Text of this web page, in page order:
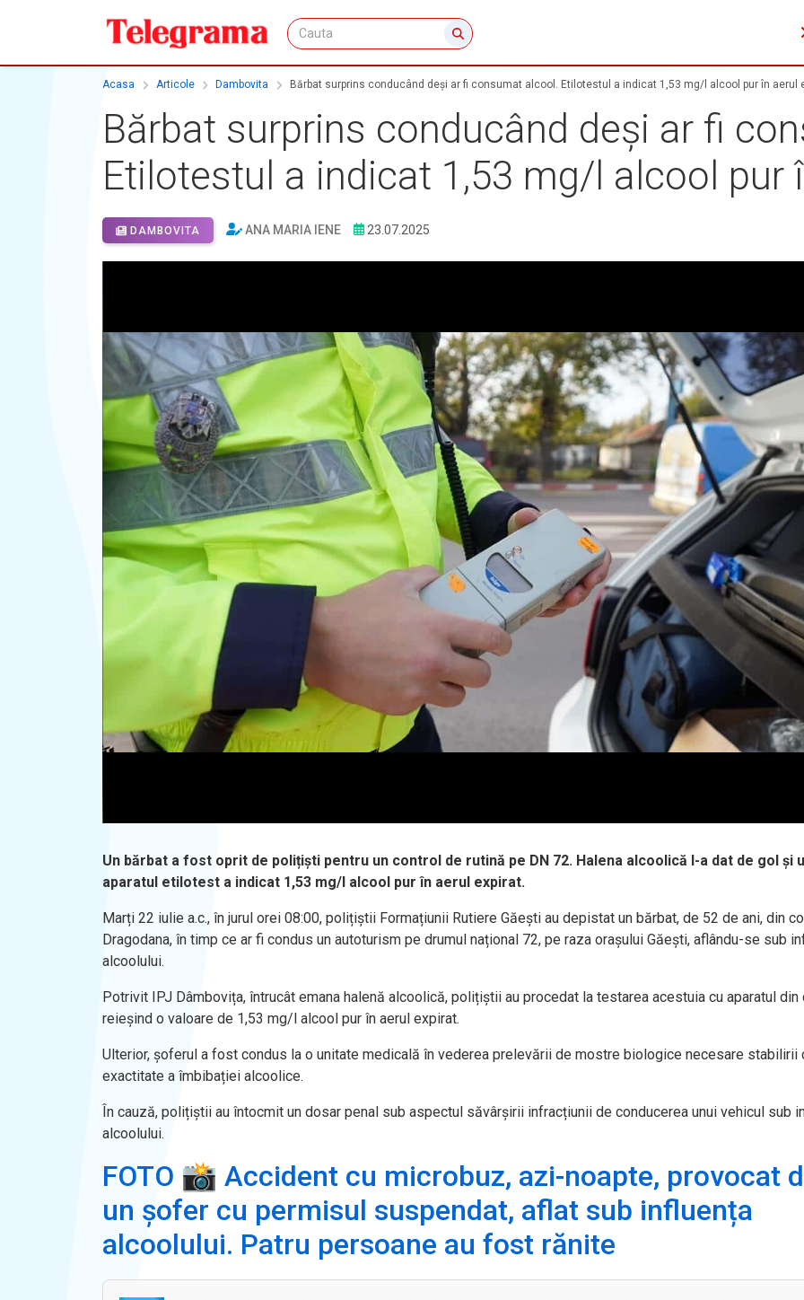
Acasa Articole Dambovita Bărbat surprins conducând deși ar fi consumat alcool. Etilotestul a indicat 1,53 mg/l alcool pur în aerul
Bărbat surprins conducând deși ar fi
Etilotestul a indicat 1,53 mg/l alcool pur
DAMBOVITA ANA MARIA IENE 23.07.2025
Un bărbat a fost oprit de polițiști pentru un control de rutină pe DN 72. Halena alcoolică l-a dat de gol și
aparatul etilotest a indicat 1,53 mg/l alcool pur în aerul expirat.
Marți 22 iulie a.c., în jurul orei 08:00, polițiștii Formațiunii Rutiere Găești au depistat un bărbat, de 52 de ani, din
Dragodana, în timp ce ar fi condus un autoturism pe drumul național 72, pe raza orașului Găești, aflându-se sub
alcoolului.
Potrivit IPJ Dâmbovița, întrucât emana halenă alcoolică, polițiștii au procedat la testarea acestuia cu aparatul din
reieșind o valoare de 1,53 mg/l alcool pur în aerul expirat.
Ulterior, șoferul a fost condus la o unitate medicală în vederea prelevării de mostre biologice necesare stabilirii
exactitate a îmbibației alcoolice.
În cauză, polițiștii au întocmit un dosar penal sub aspectul săvârșirii infracțiunii de conducerea unui vehicul sub
alcoolului.
FOTO 📸 Accident cu microbuz, azi-noapte, provocat
un șofer cu permisul suspendat, aflat sub influența
alcoolului. Patru persoane au fost rănite